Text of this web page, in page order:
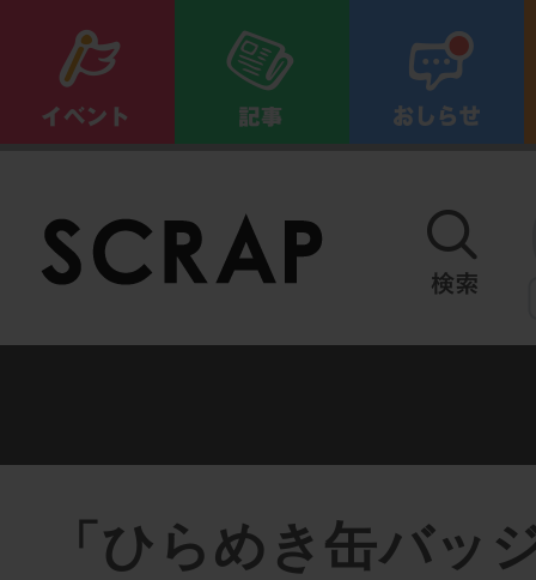
「ひらめき缶バッ